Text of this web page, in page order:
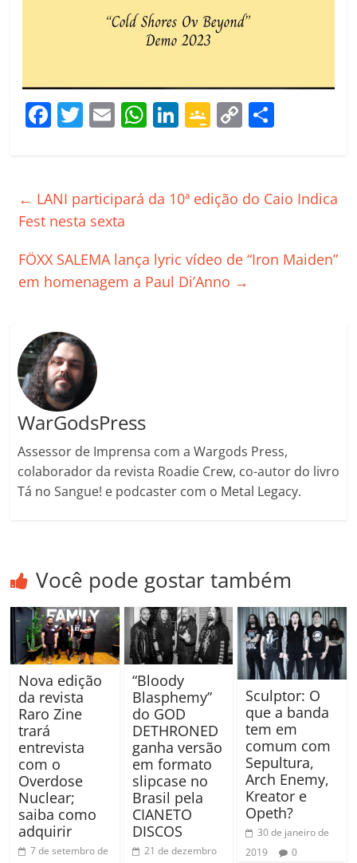
F
e
b
o
k
T
er
E
l
W
s
p
Li
e
G
gl
e
a
ss
C
y
k
p
h
← LANI participará da 10ª edição do Caio Indica
Fest nesta sexta
FÖXX SALEMA lança lyric vídeo de “Iron Maiden”
em homenagem a Paul Di’Anno →
WarGodsPress
Assessor de Imprensa com a Wargods Press,
colaborador da revista Roadie Crew, co-autor do livro
Tá no Sangue! e podcaster com o Metal Legacy.
Você pode gostar também
Nova edição
da revista
Raro Zine
trará
entrevista
com o
Overdose
Nuclear;
saiba como
adquirir
7 de setembro de
“Bloody
Blasphemy”
do GOD
DETHRONED
ganha versão
em formato
slipcase no
Brasil pela
CIANETO
DISCOS
21 de dezembro
Sculptor: O
que a banda
tem em
comum com
Sepultura,
Arch Enemy,
Kreator e
Opeth?
30 de janeiro de
2019
0